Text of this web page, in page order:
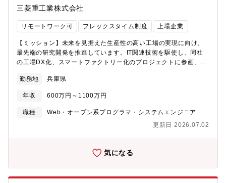
募集します。【配属組織】富士通研究所 先端コンピューティン
グ開発本部【組織としてのミッション】持続可能なデジタル社会
を実現すべく、世界トップのテクノロジー開発に挑戦し、新たな
テクノロジープラットフォームを創り上げる。【会社の魅力】■働
き方について ・全社で年間80％以上の在宅勤務活用率。 ・コアタ
イム無しのフレックスタイム制、子育て、介護、私用問わず私生
活に合わせた働き方が実現可能。 ・サテライトオフィスは1,900
きと働くための社内カルチャーの変革にも積極的に取り組み中。
全体でポスティング制度やFA制度が利用可能。 ・各部組織エンゲ
ージメントを高める活動にも力を入れており、定着する職場環境
業務に参画することで、新規事業の要素技術開発から、その事業
化に関わるスキルセットの獲得、および、社内外での人脈形成が
可能です。【配属組織】１ＦＩＮＩＴＹ株式会社への出向 フォト
ネットワークに向けた光トランシーバ技術の研究開発を統括する
幹部社員を募集しています。本ポジションでは、AIデータセンタ
ー間などの接続で注目を集めているオール光ネットワークに置け
る光トランシーバ研究開発業務において、顧客・技術課題の整
見と研究開発経験の両方を広げることができます。これまでの技
た業務に挑戦したい方のご応募をお待ちしています。【働き方】
フレックス勤務適用 有・テレワーク可(対面打ち合わせが必要な
働き方について ・全社で年間80％以上の在宅勤務活用率。 ・コア
三菱重工業株式会社
リモートワーク可 フレックスタイム制度 上場企業
【ミッション】未来を見据えた生産性の高い工場の実現に向け、
最先端の研究開発を推進しています。IT関連技術を駆使し、同社
の工場DX化、スマートファクトリー化のプロジェクトに参画、推
業務を担当していただきます：・最新のIT技術を活用した、工場
のあるべき姿の立案、提案・社内IT部門と連携し、工場DX、スマ
ートファクトリー構想を立案し、当社国内外の工場への導入推
進・PLM、ERP、MES、IoT、AI、BIツール等、最新のIT技術を
【本ポジションの魅力】この業務を通じて、バリューチェーンの
に貢献できます。また、当社の幅広い製品すべてに関われる機会
があります。研究開発部門のため、、構想立案から実装・展開ま
で一気通貫の業務を経験できます。【働き方】ファクトリーイノ
ベーションセンターSE・DX開発室は、2025年に新しく設置され
勤務地 兵庫県
年収 600万円～1100万円
職種
Web・オープン系プログラマ・システムエンジニア
更新日 2026.07.02
気になる